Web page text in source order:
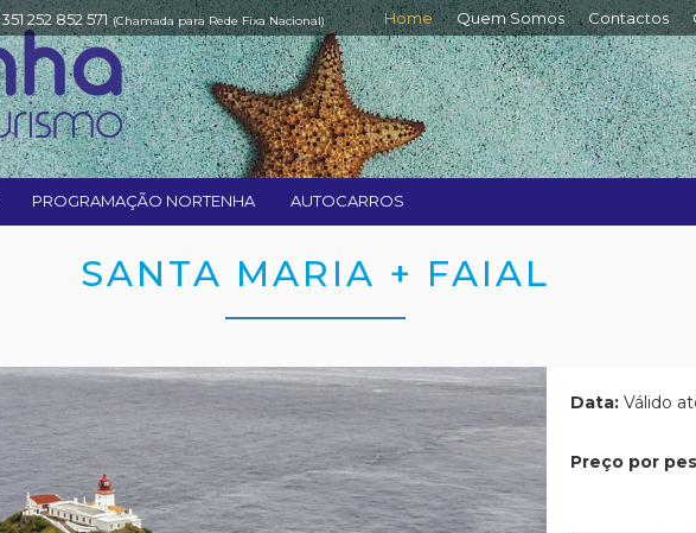
252 852 571 (Chamada para Rede Fixa Nacional) Home Quem Somos Contactos
PROGRAMAÇÃO NORTENHA AUTOCARROS
SANTA MARIA + FAIAL
Data: Válido
Preço por